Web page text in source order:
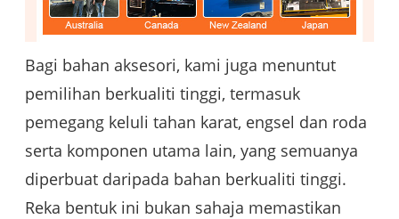
Bagi bahan aksesori, kami juga menuntut
pemilihan berkualiti tinggi, termasuk
pemegang keluli tahan karat, engsel dan roda
serta komponen utama lain, yang semuanya
diperbuat daripada bahan berkualiti tinggi.
Reka bentuk ini bukan sahaja memastikan